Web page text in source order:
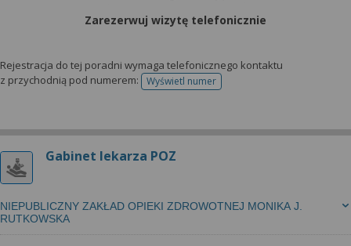
Zarezerwuj wizytę telefonicznie
Rejestracja do tej poradni wymaga telefonicznego kontaktu
z przychodnią pod numerem:
Wyświetl numertelefonu do rejestracji
Gabinet lekarza POZ
NIEPUBLICZNY ZAKŁAD OPIEKI ZDROWOTNEJ MONIKA J.
RUTKOWSKA